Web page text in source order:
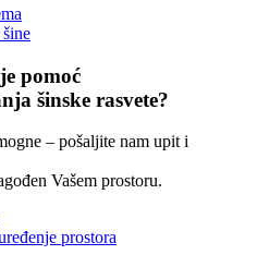
pomoć
šinske rasvete?
– pošaljite nam upit i
Vašem prostoru.
prostora